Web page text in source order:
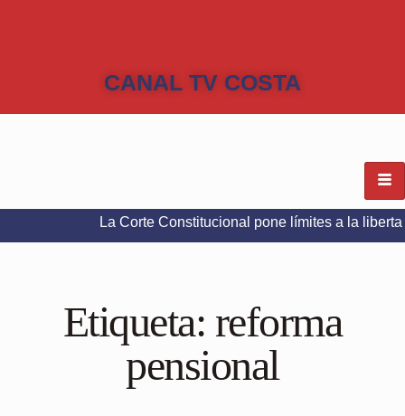
CANAL TV COSTA
La Corte Constitucional pone límites a la libertad de
Etiqueta: reforma
pensional